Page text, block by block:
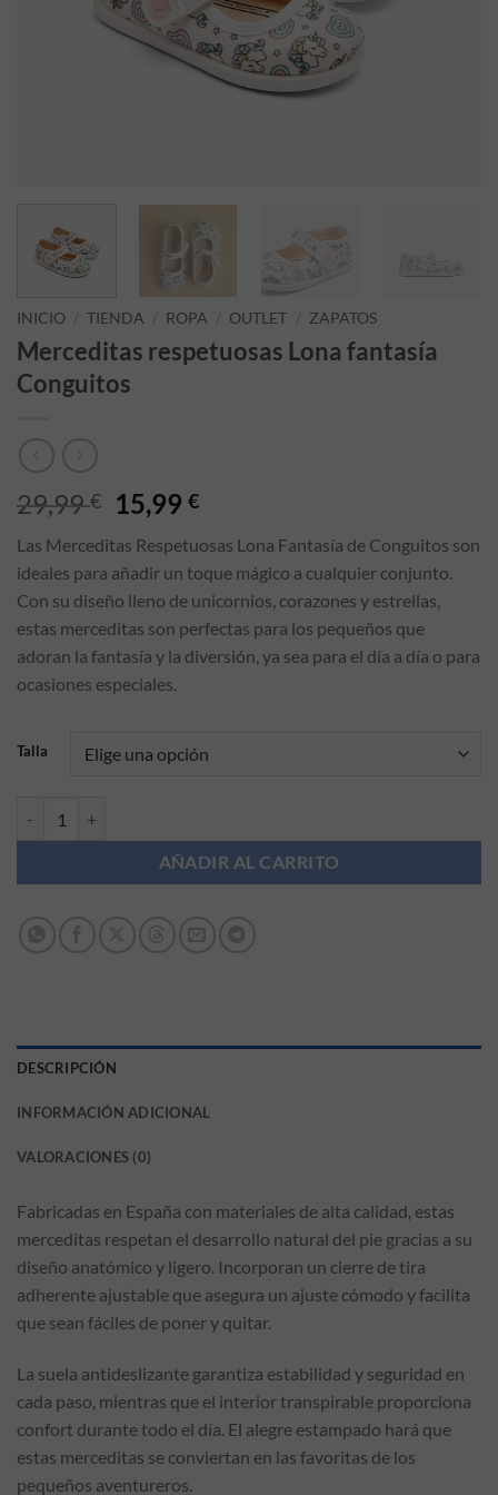
INICIO / TIENDA / ROPA / OUTLET / ZAPATOS
Merceditas respetuosas Lona fantasía
Conguitos
29,99€ El precio original era: 29,99 €.
15,99€El precio actual es:
Las Merceditas Respetuosas Lona Fantasía de Conguitos son
ideales para añadir un toque mágico a cualquier conjunto.
Con su diseño lleno de unicornios, corazones y estrellas,
estas merceditas son perfectas para los pequeños que
adoran la fantasía y la diversión, ya sea para el día a día o para
ocasiones especiales.
Talla
AÑADIR AL CARRITO
DESCRIPCIÓN
INFORMACIÓN ADICIONAL
VALORACIONES (0)
Fabricadas en España con materiales de alta calidad, estas
merceditas respetan el desarrollo natural del pie gracias a su
diseño anatómico y ligero. Incorporan un cierre de tira
adherente ajustable que asegura un ajuste cómodo y facilita
que sean fáciles de poner y quitar.
La suela antideslizante garantiza estabilidad y seguridad en
cada paso, mientras que el interior transpirable proporciona
confort durante todo el día. El alegre estampado hará que
estas merceditas se conviertan en las favoritas de los
pequeños aventureros.